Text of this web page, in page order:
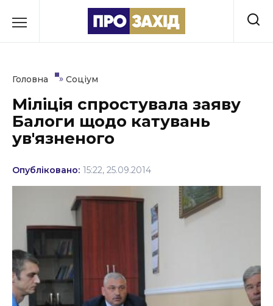
до
Культура
Освіта
Події
Політика
Соціум
Спорт
Стиль життя
Головна » Соціум
Міліція спростувала заяву
Балоги щодо катувань
ув'язненого
Опубліковано: 15:22, 25.09.2014